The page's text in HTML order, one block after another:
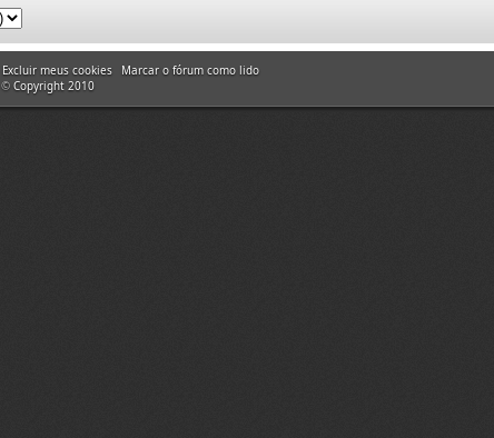
Excluir meus cookies
Marcar o fórum como lido
© Copyright 2010